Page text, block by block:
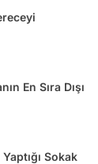
En Sıra Dışı
Sokak